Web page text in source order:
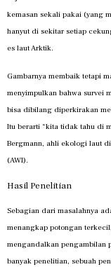
kemasan sekali pakai (yang
hanyut di sekitar setiap
es laut Arktik.
Gambarnya membaik tetapi
menyimpulkan bahwa survei
bisa dibilang diperkirakan
Itu berarti “kita tidak tahu di
Bergmann, ahli ekologi laut
(AWI).
Hasil Penelitian
Sebagian dari masalahnya
menangkap potongan
mengandalkan pengambilan
banyak penelitian, sebuah